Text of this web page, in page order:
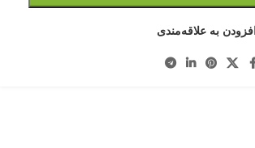
افزودن به علاقه‌مندی